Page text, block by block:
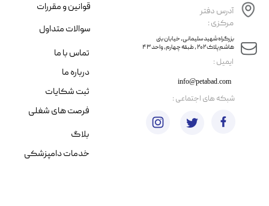
​ایمیل :
آدرس دفتر
مرکزی :
info@petabad.com
​​بزرگراه شهید سلیمانی، خیابان بنی
هاشم پلاک ۲۰۲ ، طبقه چهارم، واحد ۴۳
قوانین و مقررات
سوالات متداول
تماس با ما
درباره ما
ثبت شکایات
فرصت های شغلی
​شبکه های اجتماعی :
بلاگ
خدمات دامپزشکی